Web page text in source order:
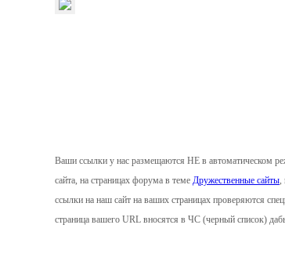
Ваши ссылки у нас размещаются НЕ в автоматическом
сайта, на страницах форума в теме Дружественные сайты,
ссылки на наш сайт на ваших страницах проверяются
страница вашего URL вносятся в ЧС (черный список)